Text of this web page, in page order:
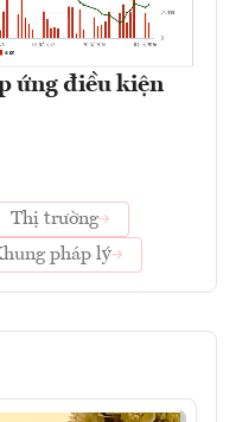
ứng điều kiện
Thị trường
pháp lý